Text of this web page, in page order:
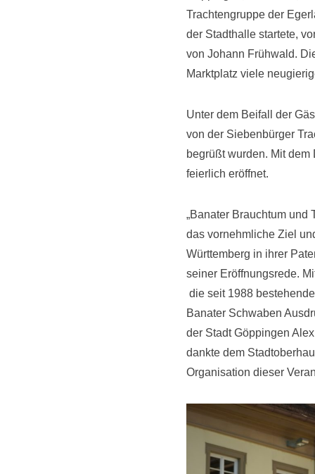
Trachtengruppe der
der Stadthalle startete,
von Johann Frühwald.
Marktplatz viele
Unter dem Beifall der
von der Siebenbürger
begrüßt wurden. Mit
feierlich eröffnet.
„Banater Brauchtum und
das vornehmliche Ziel
Württemberg in ihrer
seiner Eröffnungsrede.
die seit 1988
Banater Schwaben
der Stadt Göppingen
dankte dem
Organisation dieser